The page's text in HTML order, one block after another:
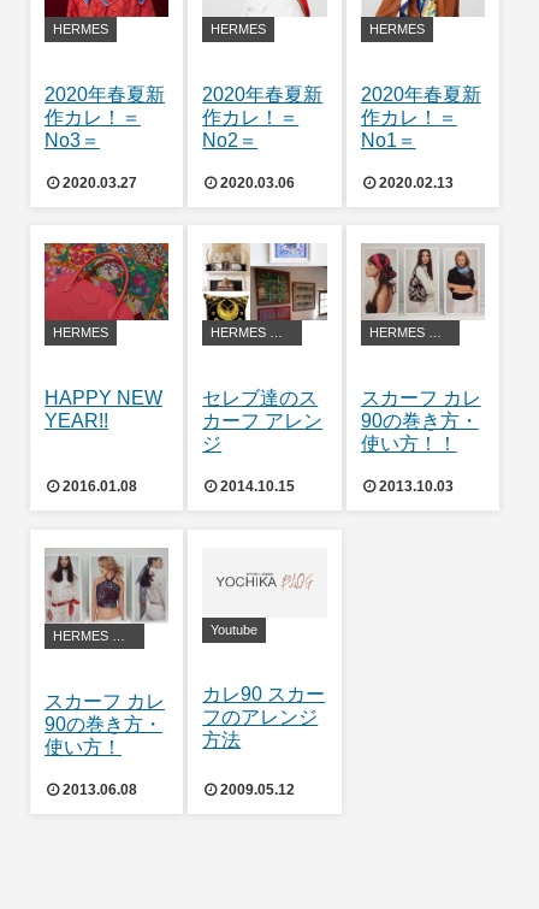
HERMES
2020年春夏新
作カレ！＝
No3＝
2020.03.27
HERMES
2020年春夏新
作カレ！＝
No2＝
2020.03.06
HERMES
2020年春夏新
作カレ！＝
No1＝
2020.02.13
HERMES
HAPPY NEW
YEAR!!
2016.01.08
セレブ達のス
カーフ アレン
ジ
2014.10.15
スカーフ カレ
90の巻き方・
使い方！！
2013.10.03
スカーフ カレ
90の巻き方・
使い方！
2013.06.08
Youtube
カレ90 スカー
フのアレンジ
方法
2009.05.12